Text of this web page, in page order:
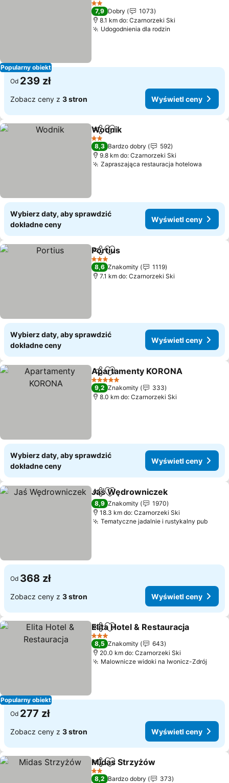
Popularny obiekt
2 Kategoria
7,9 Dobry
1073
8.1 km do: Czarnorzeki Ski
Udogodnienia dla rodzin
Od 239 zł
Zobacz ceny z 3 stron Wyświetl ceny
UdostępnijDodaj do ulubionych
Wodnik
2 Kategoria
8,3 Bardzo dobry
592
9.8 km do: Czarnorzeki Ski
Zapraszająca restauracja hotelowa
Wybierz daty, aby sprawdzić
dokładne ceny
Wyświetl ceny
UdostępnijDodaj do ulubionych
Portius
3 Kategoria
8,6 Znakomity
1119
7.1 km do: Czarnorzeki Ski
Wybierz daty, aby sprawdzić
dokładne ceny
Wyświetl ceny
Udostępnij
Dodaj do ulubionych
Apartamenty KORONA
5 Kategoria
9,2 Znakomity
333
8.0 km do: Czarnorzeki Ski
Wybierz daty, aby sprawdzić
dokładne ceny
Wyświetl ceny
UdostępnijDodaj do ulubionych
Jaś Wędrowniczek
8,9 Znakomity
1970
18.3 km do: Czarnorzeki Ski
Tematyczne jadalnie i rustykalny pub
Od 368 zł
Zobacz ceny z 3 stron Wyświetl ceny
Popularny obiekt
Udostępnij
Dodaj do ulubionych
Elita Hotel & Restauracja
3 Kategoria
8,5 Znakomity
643
20.0 km do: Czarnorzeki Ski
Malownicze widoki na Iwonicz-Zdrój
Od 277 zł
Zobacz ceny z 3 stron Wyświetl ceny
UdostępnijDodaj do ulubionych
Midas Strzyżów
2 Kategoria
8,2 Bardzo dobry
373